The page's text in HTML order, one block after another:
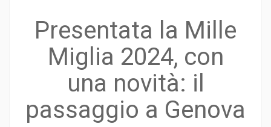
Presentata la Mille
Miglia 2024, con
una novità: il
passaggio a Genova